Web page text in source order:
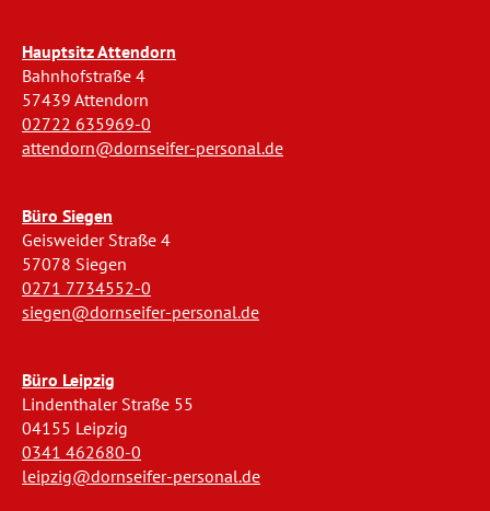
Hauptsitz Attendorn
Bahnhofstraße 4
57439 Attendorn
02722 635969-0
attendorn@dornseifer-personal.de
Büro Siegen
Geisweider Straße 4
57078 Siegen
0271 7734552-0
siegen@dornseifer-personal.de
Büro Leipzig
Lindenthaler Straße 55
04155 Leipzig
0341 462680-0
leipzig@dornseifer-personal.de